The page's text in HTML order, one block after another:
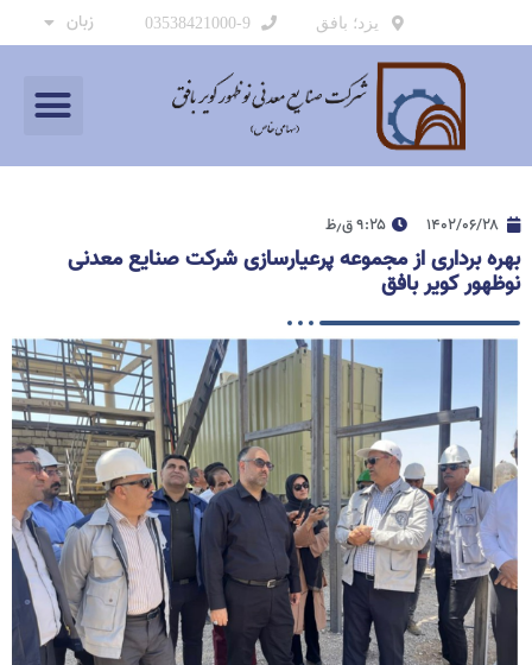
یزد؛ بافق 03538421000-9 زبان
۱۴۰۲/۰۶/۲۸ ۹:۲۵ ق٫ظ
بهره برداری از مجموعه پرعیارسازی شرکت صنایع معدنی
نوظهور کویر بافق